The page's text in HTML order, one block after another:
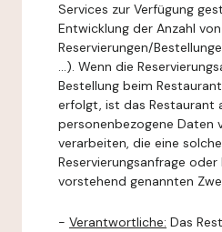
Services zur Verfügung
Entwicklung der Anzahl von
Reservierungen/
...). Wenn die
Bestellung beim
erfolgt, ist das Restaurant
personenbezogene Daten
verarbeiten, die eine solche
Reservierungsanfrage
vorstehend genannten
- Verantwortliche: Das